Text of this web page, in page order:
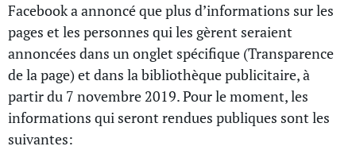
Facebook a annoncé que plus d’informations sur les
pages et les personnes qui les gèrent seraient
annoncées dans un onglet spécifique (Transparence
de la page) et dans la bibliothèque publicitaire, à
partir du 7 novembre 2019. Pour le moment, les
informations qui seront rendues publiques sont les
suivantes: